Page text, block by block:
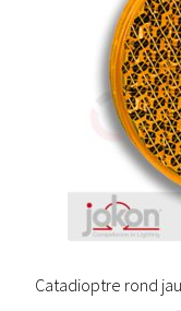
Catadioptre rond